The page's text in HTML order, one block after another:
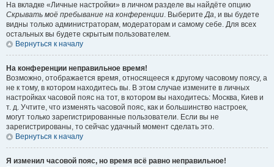
На вкладке «Личные настройки» в личном разделе вы найдёте опцию
Скрывать моё пребывание на конференции. ВыберитеДа, и вы будете
видны только администраторам, модераторам и самому себе. Для всех
остальных вы будете скрытым пользователем.
Вернуться к началу
На конференции неправильное время!
Возможно, отображается время, относящееся к другому часовому поясу, а
не к тому, в котором находитесь вы. В этом случае измените в личных
настройках часовой пояс на тот, в котором вы находитесь: Москва, Киев и
т. д. Учтите, что изменять часовой пояс, как и большинство настроек,
могут только зарегистрированные пользователи. Если вы не
зарегистрированы, то сейчас удачный момент сделать это.
Вернуться к началу
Я изменил часовой пояс, но время всё равно неправильное!